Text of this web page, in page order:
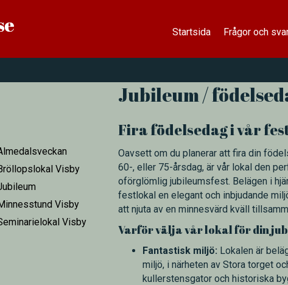
Startsida Frågor och
Visby
Visby
Visby
Jubileum /
Fira födelsedag i vår
Oavsett om du planerar att fira din
60-, eller 75-årsdag, är vår lokal den
oförglömlig jubileumsfest. Belägen i
festlokal en elegant och inbjudande
att njuta av en minnesvärd kväll
Varför välja vår lokal för din
Fantastisk miljö: Lokalen är
miljö, i närheten av Stora torget
kullerstensgator och historiska